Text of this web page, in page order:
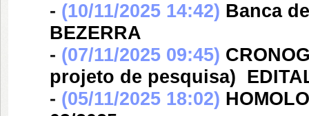
- (10/11/2025 14:42) Banca
BEZERRA
- (07/11/2025 09:45)
projeto de pesquisa) 
- (05/11/2025 18:02)